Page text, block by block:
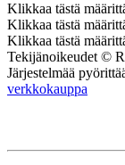
Klikkaa tästä
Klikkaa tästä
Klikkaa tästä
Tekijänoikeudet ©
Järjestelmää
verkkokauppa